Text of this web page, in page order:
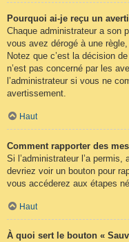
Pourquoi ai-je reçu un
Chaque administrateur a son
vous avez dérogé à une
Notez que c’est la décision
n’est pas concerné par les
l’administrateur si vous ne
avertissement.
Haut
Comment rapporter des
Si l’administrateur l’a
devriez voir un bouton pour
vous accéderez aux étapes
Haut
À quoi sert le bouton «